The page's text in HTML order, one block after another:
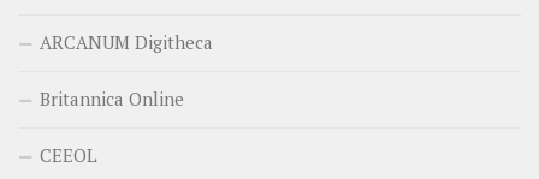
ARCANUM Digitheca
Britannica Online
CEEOL